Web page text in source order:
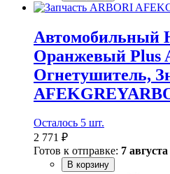
Автомобильный
Оранжевый Plus
Огнетушитель,
Осталось 5 шт.
2 771 ₽
Готов к отправке: 7 августа
В корзину